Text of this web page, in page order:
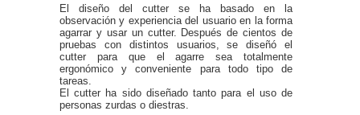
El diseño del cutter se ha basado en la
observación y experiencia del usuario en la forma
agarrar y usar un cutter. Después de cientos de
pruebas con distintos usuarios, se diseñó el
cutter para que el agarre sea totalmente
ergonómico y conveniente para todo tipo de
tareas.
El cutter ha sido diseñado tanto para el uso de
personas zurdas o diestras.